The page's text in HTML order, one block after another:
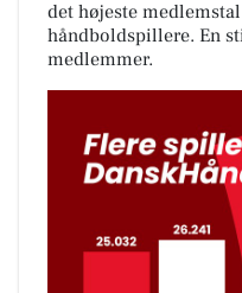
det højeste
håndboldspillere. En
medlemmer.